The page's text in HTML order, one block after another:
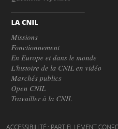
LA CNIL
Missions
Fonctionnement
En Europe et dans le monde
L'histoire de la CNIL en vidéo
Marchés publics
Open CNIL
Travailler à la CNIL
ACCESSIBILITÉ : PARTIELLEMENT